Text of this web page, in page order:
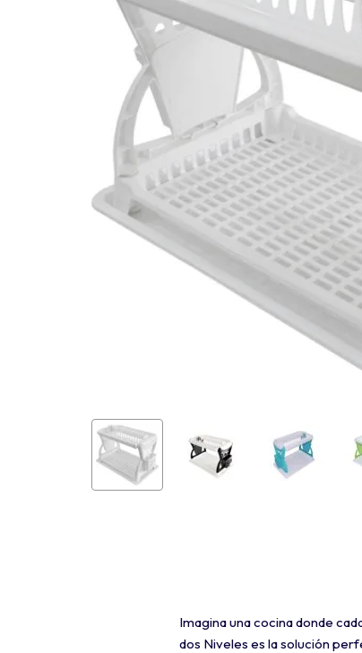
Imagina una cocina donde
dos Niveles es la solución